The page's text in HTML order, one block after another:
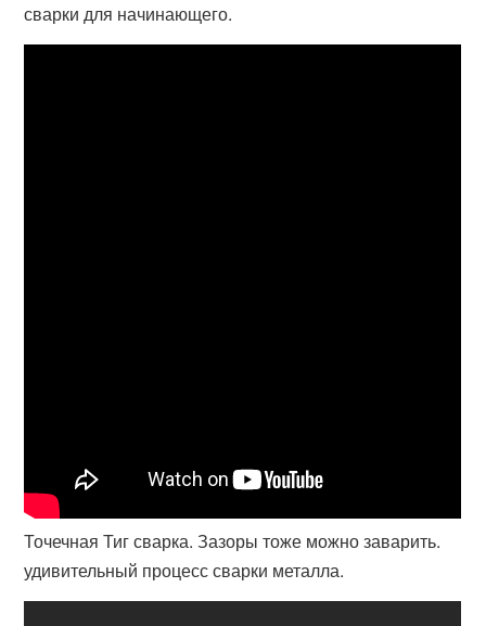
сварки для начинающего.
Точечная Тиг сварка. Зазоры тоже можно заварить.
удивительный процесс сварки металла.